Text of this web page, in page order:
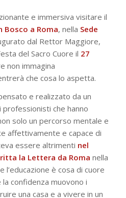
e immersiva visitare il
Bosco a Roma, nella Sede
dal Rettor Maggiore,
del Sacro Cuore il 27
non immagina
che cosa lo aspetta.
e realizzato da un
professionisti che hanno
solo un percorso mentale e
affettivamente e capace di
essere altrimenti nel
la Lettera da Roma nella
l’educazione è cosa di cuore
confidenza muovono i
una casa e a vivere in un